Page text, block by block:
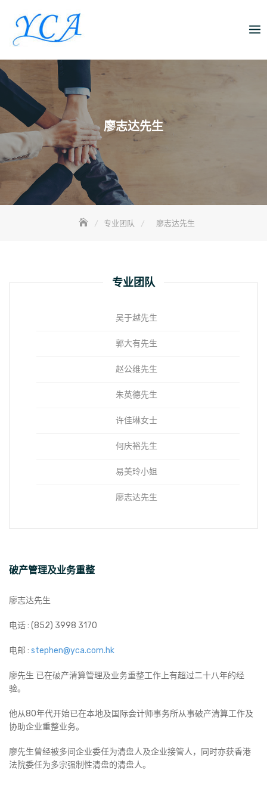
content
廖志达先生
专业团队 廖志达先生
专业团队
吴于越先生
郭大有先生
赵公维先生
朱英德先生
许佳琳女士
何庆裕先生
易美玲小姐
廖志达先生
破产管理及业务重整
廖志达先生
电话 : (852) 3998 3170
电邮 : stephen@yca.com.hk
廖先生 已在破产清算管理及业务重整工作上有超过二十八年的经
验。
他从80年代开始已在本地及国际会计师事务所从事破产清算工作及
协助企业重整业务。
廖先生曾经被多间企业委任为清盘人及企业接管人，同时亦获香港
法院委任为多宗强制性清盘的清盘人。